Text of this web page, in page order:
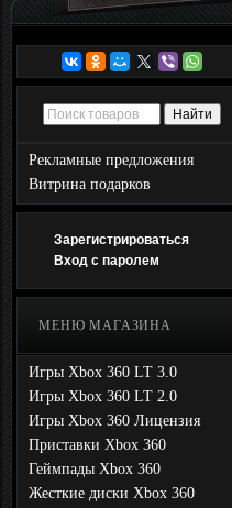
Рекламные предложения
Витрина подарков
Зарегистрироваться
Вход с паролем
МЕНЮ МАГАЗИНА
Игры Xbox 360 LT 3.0
Игры Xbox 360 LT 2.0
Игры Xbox 360 Лицензия
Приставки Xbox 360
Геймпады Xbox 360
Жесткие диски Xbox 360